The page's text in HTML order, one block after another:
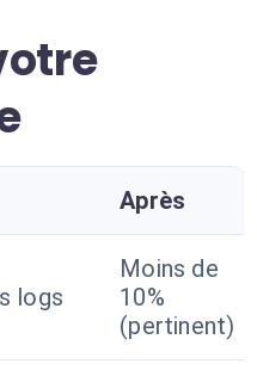
Après
logs
Moins de
10%
(pertinent)